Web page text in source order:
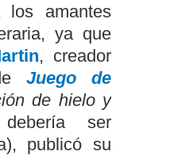
los amantes
ya que
, creador
Juego de
de hielo y
ser
publicó su